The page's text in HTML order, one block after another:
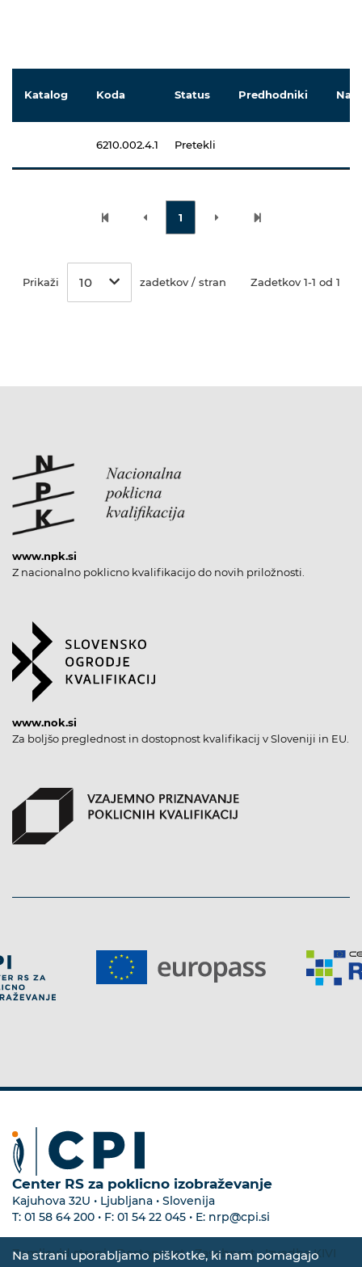
Na strani uporabljamo piškotke, ki nam pomagajo
Katalog Koda Status Predhodniki
6210.002.4.1 Pretekli
1
Prikaži 10 zadetkov / stran Zadetkov 1-1 od 1
www.npk.si
Z nacionalno poklicno kvalifikacijo do novih priložnosti.
www.nok.si
Za boljšo preglednost in dostopnost kvalifikacij v Sloveniji in EU.
Center RS za poklicno izobraževanje
Kajuhova 32U • Ljubljana • Slovenija
T: 01 58 64 200 • F: 01 54 22 045 • E: nrp@cpi.si
Zemljevid strani•Dostopnost•Zasebnost •Izvedba KIVI